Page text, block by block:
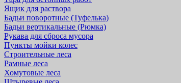
Ящик для раствора
Бадьи поворотные (Туфелька)
Бадьи вертикальные (Рюмка)
Рукава для сброса мусора
Пункты мойки колес
Строительные леса
Рамные леса
Хомутовые леса